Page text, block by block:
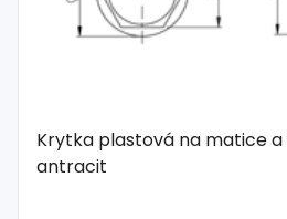
Krytka plastová na matice a
antracit